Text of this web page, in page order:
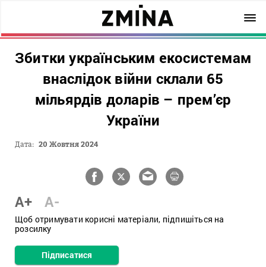
Збитки українським екосистемам
внаслідок війни склали 65
мільярдів доларів – прем’єр
України
Дата: 20 Жовтня 2024
A+ A-
Щоб отримувати корисні матеріали, підпишіться на
розсилку
Підписатися